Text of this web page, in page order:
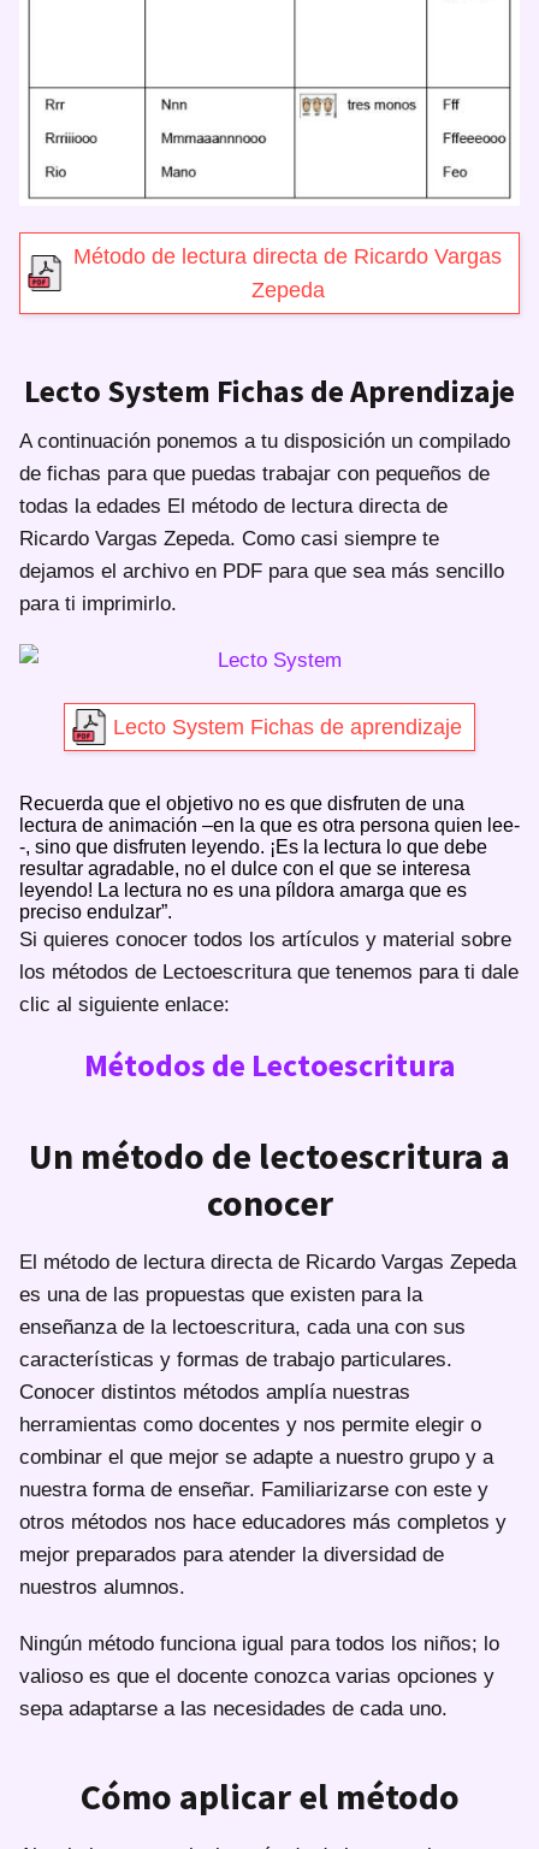
Método de lectura directa de Ricardo Vargas
Zepeda
Lecto System Fichas de Aprendizaje
A continuación ponemos a tu disposición un compilado
de fichas para que puedas trabajar con pequeños de
todas la edades El método de lectura directa de
Ricardo Vargas Zepeda. Como casi siempre te
dejamos el archivo en PDF para que sea más sencillo
para ti imprimirlo.
Lecto System Fichas de aprendizaje
Recuerda que el objetivo no es que disfruten de una
lectura de animación –en la que es otra persona quien lee-
-, sino que disfruten leyendo. ¡Es la lectura lo que debe
resultar agradable, no el dulce con el que se interesa
leyendo! La lectura no es una píldora amarga que es
preciso endulzar”.
Si quieres conocer todos los artículos y material sobre
los métodos de Lectoescritura que tenemos para ti dale
clic al siguiente enlace:
Métodos de Lectoescritura
Un método de lectoescritura a
conocer
El método de lectura directa de Ricardo Vargas Zepeda
es una de las propuestas que existen para la
enseñanza de la lectoescritura, cada una con sus
características y formas de trabajo particulares.
Conocer distintos métodos amplía nuestras
herramientas como docentes y nos permite elegir o
combinar el que mejor se adapte a nuestro grupo y a
nuestra forma de enseñar. Familiarizarse con este y
otros métodos nos hace educadores más completos y
mejor preparados para atender la diversidad de
nuestros alumnos.
Ningún método funciona igual para todos los niños; lo
valioso es que el docente conozca varias opciones y
sepa adaptarse a las necesidades de cada uno.
Cómo aplicar el método